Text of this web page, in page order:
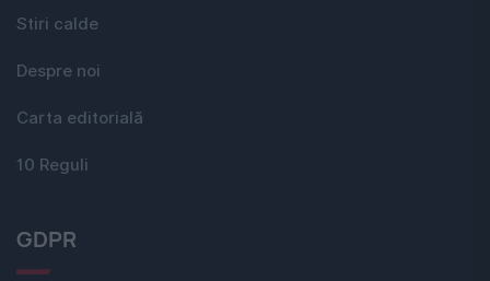
Stiri calde
Despre noi
Carta editorială
10 Reguli
GDPR